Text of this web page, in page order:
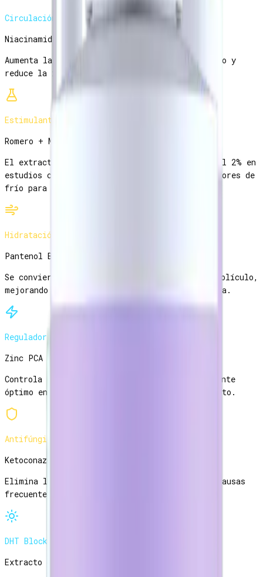
Circulación
Niacinamida 4%
Aumenta la microcirculación del cuero cabelludo y
reduce la inflamación folicular crónica.
Estimulante
Romero + Mentol
El extracto de romero rivaliza con el minoxidil 2% en
estudios comparativos. El mentol activa receptores de
frío para mayor flujo sanguíneo.
Hidratación
Pantenol B5
Se convierte en ácido pantoténico dentro del folículo,
mejorando la elasticidad y brillo de cada hebra.
Regulador
Zinc PCA
Controla la producción de sebo y crea un ambiente
óptimo en el cuero cabelludo para el crecimiento.
Antifúngico
Ketoconazol 1%
Elimina la caspa y la dermatitis seborreica, causas
frecuentes de caída inflamatoria.
DHT Blocker
Extracto de saw palmetto